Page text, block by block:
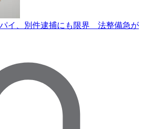
イ、別件逮捕にも限界 法整備急が